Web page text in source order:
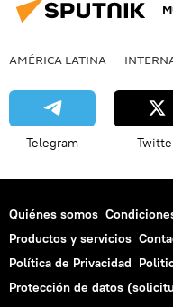
AMÉRICA LATINA
Telegram
Quiénes somos
Productos y servicios
Política de Privacidad
Protección de datos